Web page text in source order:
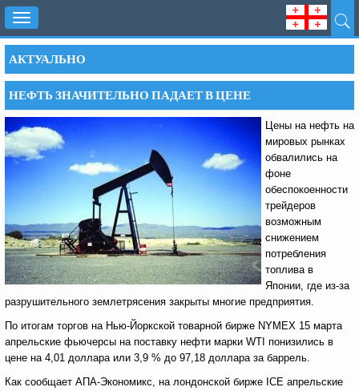
Toggle
navigation
АКТУАЛЬНО
НЕФТЬ ЗНАЧИТЕЛЬНО ПАДАЕТ В ЦЕНЕ
Цены на нефть на
мировых рынках
обвалились на
фоне
обеспокоенности
трейдеров
возможным
снижением
потребления
топлива в
Японии, где из-за
разрушительного землетрясения закрыты многие предприятия.
По итогам торгов на Нью-Йоркской товарной бирже NYMEX 15 марта
апрельские фьючерсы на поставку нефти марки WTI понизились в
цене на 4,01 доллара или 3,9 % до 97,18 доллара за баррель.
Как сообщает АПА-Экономикс, на лондонской бирже ICE апрельские